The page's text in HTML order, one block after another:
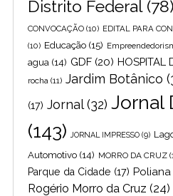
Distrito Federal(78)
CONVOCAÇÃO (10) EDITAL PARA
(10) Educação (15)
agua (14) GDF (20) HOSPITAL
rocha (11) Jardim Botânico
(17) Jornal(32) Jornal
(143)
JORNAL IMPRESSO (9)
Automotivo (14) MORRO DA CRUZ
Parque da Cidade (17)
Rogério Morro da Cruz (24)